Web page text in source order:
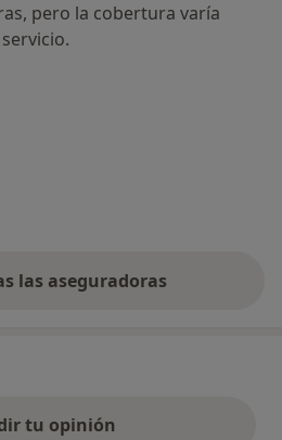
pero la cobertura varía
las aseguradoras
tu opinión